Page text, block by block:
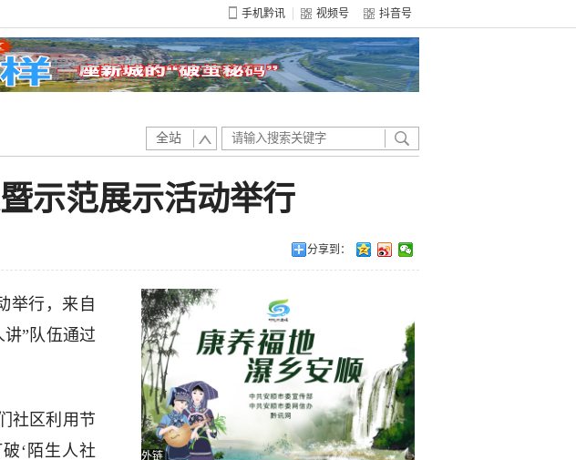
手机黔讯 视频号 抖音号
全站
示范展示活动举行
分享到：
举行，来自
”队伍通过
社区利用节
‘陌生人社
外链